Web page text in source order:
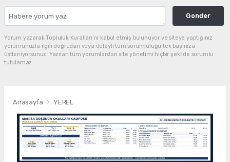
Gonder
Yorum yazarak Topluluk Kuralları’nı kabul etmiş bulunuyor ve siteye yaptığınız
yorumunuzla ilgili doğrudan veya dolaylı tüm sorumluluğu tek başınıza
üstleniyorsunuz. Yazılan tüm yorumlardan site yönetimi hiçbir şekilde sorumlu
tutulamaz.
Anasayfa YEREL